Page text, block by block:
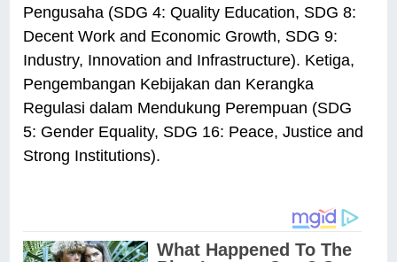
Pengusaha (SDG 4: Quality Education, SDG 8:
Decent Work and Economic Growth, SDG 9:
Industry, Innovation and Infrastructure). Ketiga,
Pengembangan Kebijakan dan Kerangka
Regulasi dalam Mendukung Perempuan (SDG
5: Gender Equality, SDG 16: Peace, Justice and
Strong Institutions).